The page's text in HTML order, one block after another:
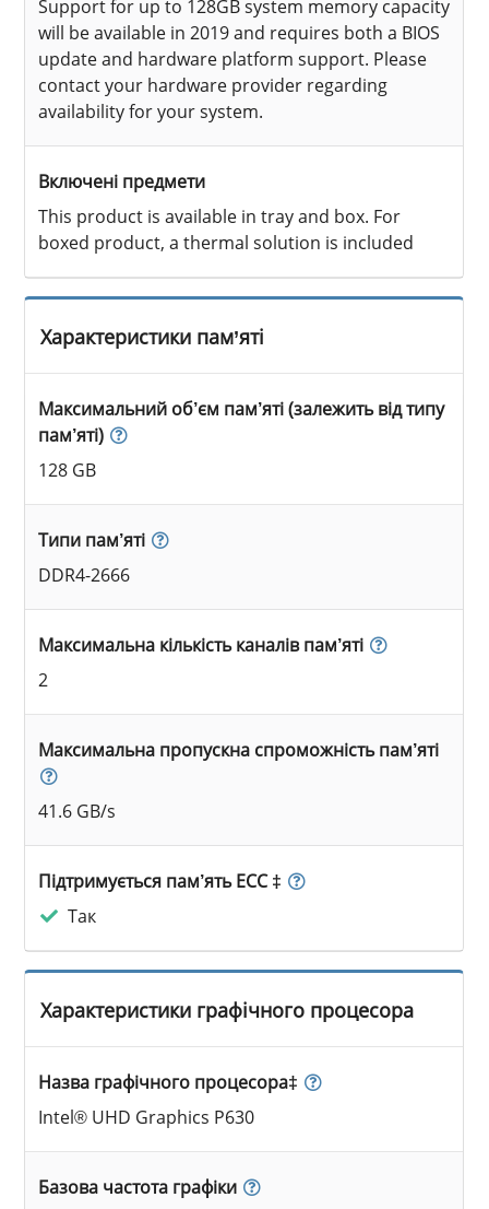
Support for up to 128GB system memory capacity
will be available in 2019 and requires both a BIOS
update and hardware platform support. Please
contact your hardware provider regarding
availability for your system.
Включені предмети
This product is available in tray and box. For
boxed product, a thermal solution is included
Характеристики пам’яті
Максимальний об’єм пам’яті (залежить від типу
пам’яті)
128 GB
Типи пам’яті
DDR4-2666
Максимальна кількість каналів пам’яті
2
Максимальна пропускна спроможність пам’яті
41.6 GB/s
Підтримується пам’ять ECC ‡
Так
Характеристики графічного процесора
Назва графічного процесора‡
Intel® UHD Graphics P630
Базова частота графіки